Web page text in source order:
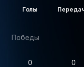
Голы
Победы
0 0